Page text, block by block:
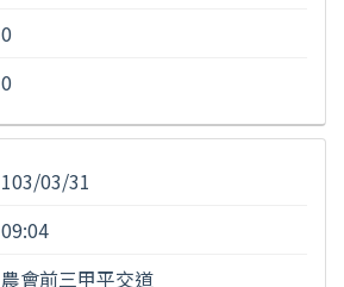
0
0
103/03/31
09:04
農會前三甲平交道